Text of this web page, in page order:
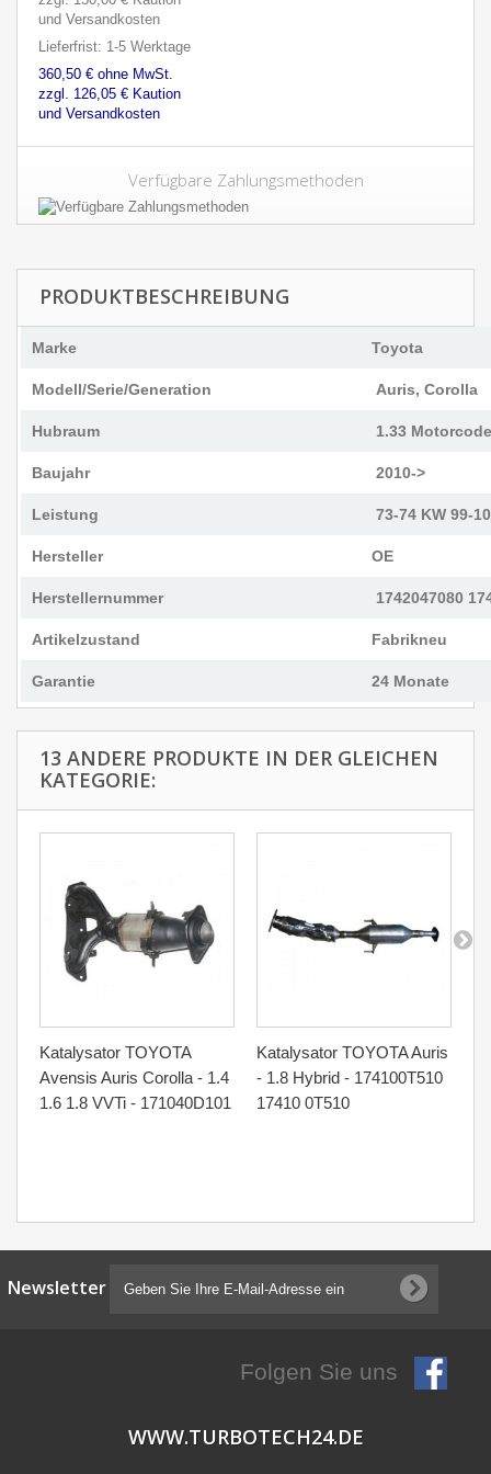
und Versandkosten
Lieferfrist: 1-5 Werktage
360,50 € ohne MwSt.
zzgl. 126,05 € Kaution
und Versandkosten
Verfügbare Zahlungsmethoden
PRODUKTBESCHREIBUNG
Marke Toyota
Modell/Serie/Generation Auris, Corolla
Hubraum 1.33
Baujahr 2010->
Leistung 73-74 KW 99-
Hersteller OE
Herstellernummer 1742047080
Artikelzustand Fabrikneu
Garantie 24 Monate
13 ANDERE PRODUKTE IN DER GLEICHEN
KATEGORIE:
Katalysator TOYOTA
Avensis Auris Corolla - 1.4
1.6 1.8 VVTi - 171040D101
Katalysator TOYOTA Auris
- 1.8 Hybrid - 174100T510
17410 0T510
Newsletter
Folgen Sie uns
WWW.TURBOTECH24.DE